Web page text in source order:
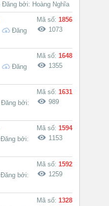
Đăng bởi: Hoàng Nghĩa
Mã số: 1856
1073
Đăng
Mã số: 1648
1355
Đăng
Mã số: 1631
989
Đăng bởi:
Mã số: 1594
1153
Đăng bởi:
Mã số: 1592
1259
Đăng bởi:
Mã số: 1328